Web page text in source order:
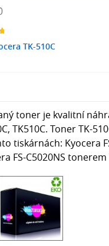
TK-510C
toner je kvalitní
TK510C. Toner TK-
tiskárnách: Kyocera
FS-C5020NS tonerem